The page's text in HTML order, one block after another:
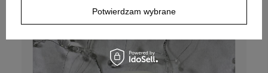
Potwierdzam wybrane